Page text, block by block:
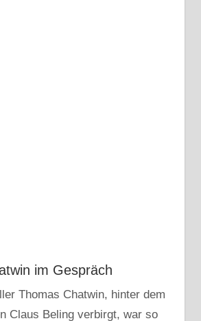
im Gespräch
Thomas Chatwin, hinter dem
Claus Beling verbirgt, war so